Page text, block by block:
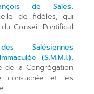
de Sales,
de fidèles, qui
Conseil Pontifical
Salésiennes
(S.M.M.I.),
de la Congrégation
consacrée et les